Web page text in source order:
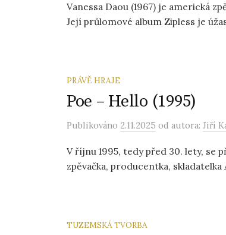
Vanessa Daou (1967) je americká
Její průlomové album Zipless je
PRÁVĚ HRAJE
Poe – Hello (1995)
Publikováno 2.11.2025 od autora: Jiří
V říjnu 1995, tedy před 30. lety, se
zpěvačka, producentka,
TUZEMSKÁ TVORBA